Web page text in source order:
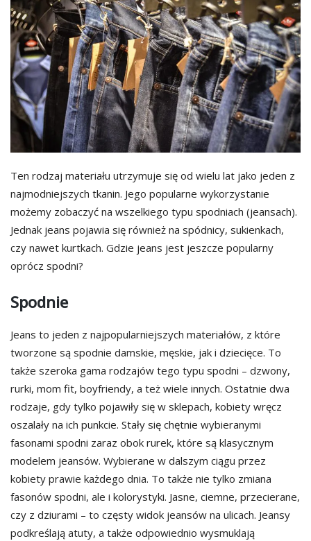
Ten rodzaj materiału utrzymuje się od wielu lat jako jeden z
najmodniejszych tkanin. Jego popularne wykorzystanie
możemy zobaczyć na wszelkiego typu spodniach (jeansach).
Jednak jeans pojawia się również na spódnicy, sukienkach,
czy nawet kurtkach. Gdzie jeans jest jeszcze popularny
oprócz spodni?
Spodnie
Jeans to jeden z najpopularniejszych materiałów, z które
tworzone są spodnie damskie, męskie, jak i dziecięce. To
także szeroka gama rodzajów tego typu spodni – dzwony,
rurki, mom fit, boyfriendy, a też wiele innych. Ostatnie dwa
rodzaje, gdy tylko pojawiły się w sklepach, kobiety wręcz
oszalały na ich punkcie. Stały się chętnie wybieranymi
fasonami spodni zaraz obok rurek, które są klasycznym
modelem jeansów. Wybierane w dalszym ciągu przez
kobiety prawie każdego dnia. To także nie tylko zmiana
fasonów spodni, ale i kolorystyki. Jasne, ciemne, przecierane,
czy z dziurami – to częsty widok jeansów na ulicach. Jeansy
podkreślają atuty, a także odpowiednio wysmuklają